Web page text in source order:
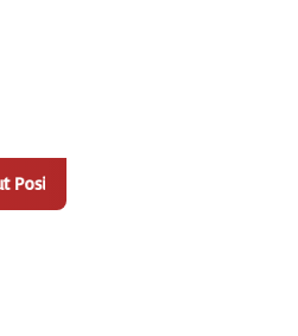
Tempat Pengelolaan